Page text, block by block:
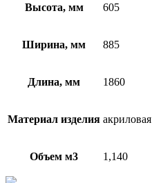
Высота, мм 605
Ширина, мм 885
Длина, мм 1860
Материал изделия акриловая
Объем м3 1,140